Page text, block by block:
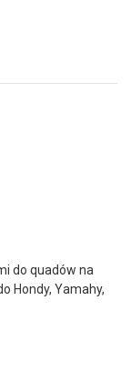
do quadów na
Hondy, Yamahy,